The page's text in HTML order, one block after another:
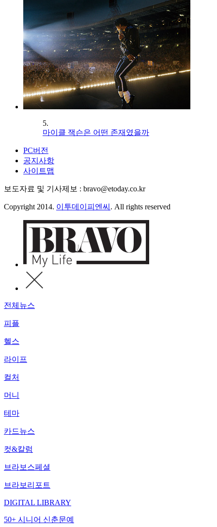
5.
마이클 잭슨은 어떤 존재였을까
PC버전
공지사항
사이트맵
보도자료 및 기사제보 : bravo@etoday.co.kr
Copyright 2014. 이투데이피엔씨 . All rights reserved
전체뉴스
피플
헬스
라이프
컬처
머니
테마
카드뉴스
컷&칼럼
브라보스페셜
브라보리포트
DIGITAL LIBRARY
50+ 시니어 신춘문예